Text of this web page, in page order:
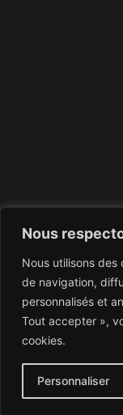
Nous
Nous utilisons
de navigation,
personnalisés et
Tout accepter »,
cookies.
Personnaliser